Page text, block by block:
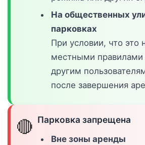
На общественных
парковках
При условии, что это
местными правилами
другим
после завершения
🔴 Парковка запрещена
Вне зоны аренды